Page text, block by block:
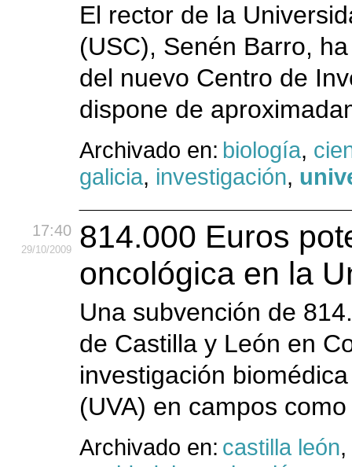
El rector de la
(USC), Senén Barro,
del nuevo Centro de
dispone de
Archivado en: biología,
galicia, investigación,
17:40
29/10/2009
814.000 Euros
oncológica en la
Una subvención de
de Castilla y León en
investigación
(UVA) en campos
Archivado en: castilla león,